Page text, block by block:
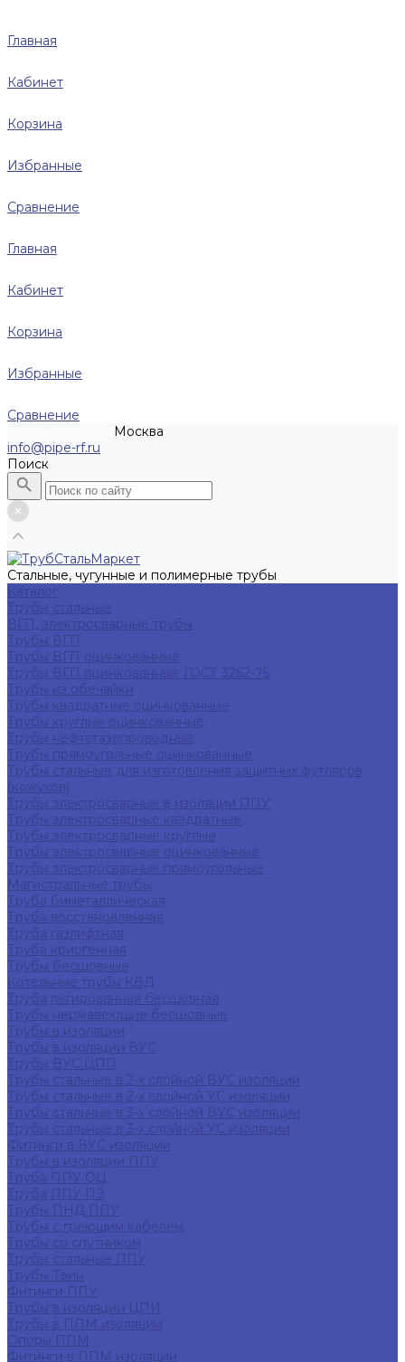
Главная
Кабинет
Корзина
Избранные
Сравнение
Главная
Кабинет
Корзина
Избранные
Сравнение
Москва
info@pipe-rf.ru
Поиск
Стальные, чугунные и полимерные трубы
Каталог
Трубы стальные
ВГП, электросварные трубы
Трубы ВГП
Трубы ВГП оцинкованные
Трубы ВГП оцинкованные ГОСТ 3262-75
Трубы из обечайки
Трубы квадратные оцинкованные
Трубы круглые оцинкованные
Трубы нефтегазопроводные
Трубы прямоугольные оцинкованные
Трубы стальные для изготовления защитных футляров
(кожухов)
Трубы электросварные в изоляции ППУ
Трубы электросварные квадратные
Трубы электросварные круглые
Трубы электросварные оцинкованные
Трубы электросварные прямоугольные
Магистральные трубы
Труба биметаллическая
Труба восстановленная
Труба газлифтная
Труба криогенная
Трубы бесшовные
Котельные трубы КВД
Труба легированная бесшовная
Трубы нержавеющие бесшовные
Трубы в изоляции
Трубы в изоляции ВУС
Трубы ВУС ЦПП
Трубы стальные в 2-х слойной ВУС изоляции
Трубы стальные в 2-х слойной УС изоляции
Трубы стальные в 3-х слойной ВУС изоляции
Трубы стальные в 3-х слойной УС изоляции
Фитинги в ВУС изоляции
Трубы в изоляции ППУ
Труба ППУ ОЦ
Труба ППУ ПЭ
Трубы ПНД ППУ
Трубы с греющим кабелем
Трубы со спутником
Трубы стальные ППУ
Трубы Твин
Фитинги ППУ
Трубы в изоляции ЦПИ
Трубы в ППМ изоляции
Опоры ППМ
Фитинги в ППМ изоляции